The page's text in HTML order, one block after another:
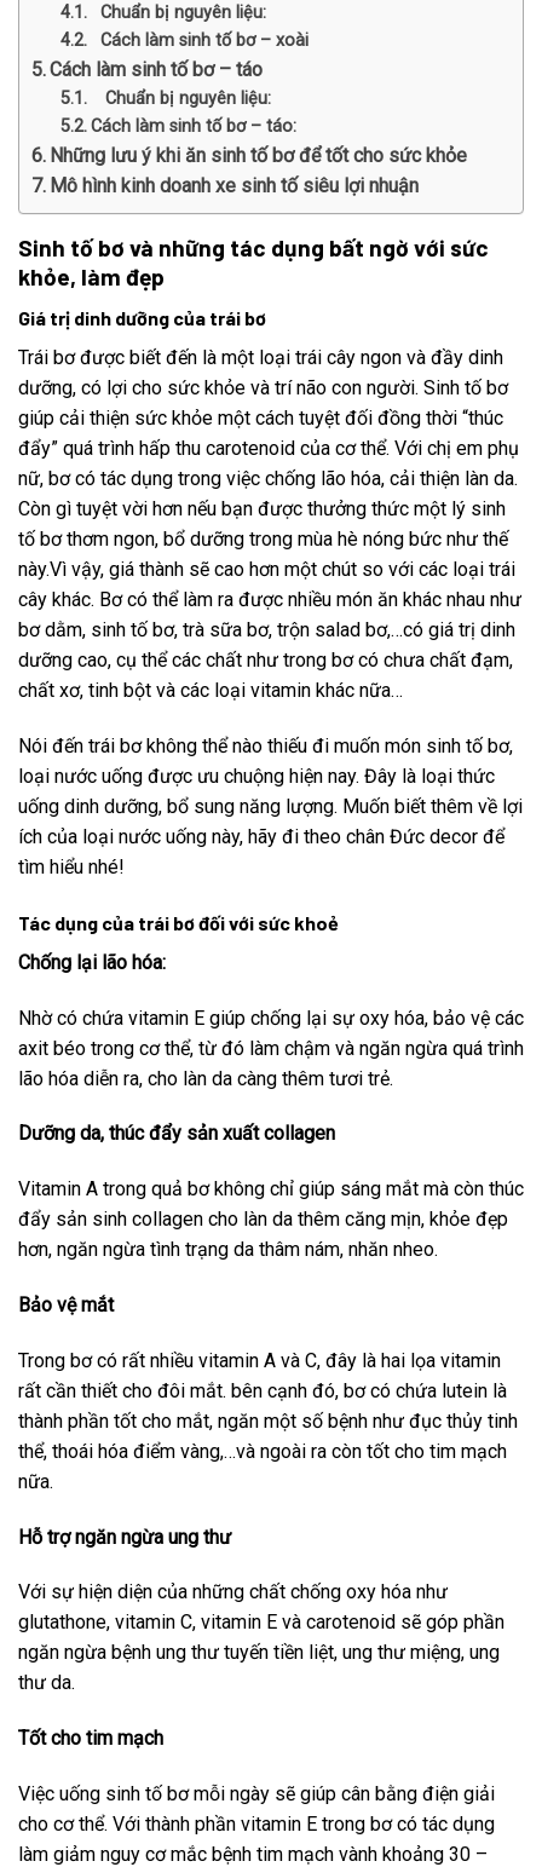
Chuẩn bị nguyên liệu:
Cách làm sinh tố bơ – xoài
Cách làm sinh tố bơ – táo
Chuẩn bị nguyên liệu:
Cách làm sinh tố bơ – táo:
Những lưu ý khi ăn sinh tố bơ để tốt cho sức khỏe
Mô hình kinh doanh xe sinh tố siêu lợi nhuận
Sinh tố bơ và những tác dụng bất ngờ với sức
khỏe, làm đẹp
Giá trị dinh dưỡng của trái bơ
Trái bơ được biết đến là một loại trái cây ngon và đầy dinh
dưỡng, có lợi cho sức khỏe và trí não con người. Sinh tố bơ
giúp cải thiện sức khỏe một cách tuyệt đối đồng thời “thúc
đẩy” quá trình hấp thu carotenoid của cơ thể. Với chị em phụ
nữ, bơ có tác dụng trong việc chống lão hóa, cải thiện làn da.
Còn gì tuyệt vời hơn nếu bạn được thưởng thức một lý sinh
tố bơ thơm ngon, bổ dưỡng trong mùa hè nóng bức như thế
này.Vì vậy, giá thành sẽ cao hơn một chút so với các loại trái
cây khác. Bơ có thể làm ra được nhiều món ăn khác nhau như
bơ dằm, sinh tố bơ, trà sữa bơ, trộn salad bơ,…có giá trị dinh
dưỡng cao, cụ thể các chất như trong bơ có chưa chất đạm,
chất xơ, tinh bột và các loại vitamin khác nữa…
Nói đến trái bơ không thể nào thiếu đi muốn món sinh tố bơ,
loại nước uống được ưu chuộng hiện nay. Đây là loại thức
uống dinh dưỡng, bổ sung năng lượng. Muốn biết thêm về lợi
ích của loại nước uống này, hãy đi theo chân Đức decor để
tìm hiểu nhé!
Tác dụng của trái bơ đối với sức khoẻ
Chống lại lão hóa:
Nhờ có chứa vitamin E giúp chống lại sự oxy hóa, bảo vệ các
axit béo trong cơ thể, từ đó làm chậm và ngăn ngừa quá trình
lão hóa diễn ra, cho làn da càng thêm tươi trẻ.
Dưỡng da, thúc đẩy sản xuất collagen
Vitamin A trong quả bơ không chỉ giúp sáng mắt mà còn thúc
đẩy sản sinh collagen cho làn da thêm căng mịn, khỏe đẹp
hơn, ngăn ngừa tình trạng da thâm nám, nhăn nheo.
Bảo vệ mắt
Trong bơ có rất nhiều vitamin A và C, đây là hai lọa vitamin
rất cần thiết cho đôi mắt. bên cạnh đó, bơ có chứa lutein là
thành phần tốt cho mắt, ngăn một số bệnh như đục thủy tinh
thể, thoái hóa điểm vàng,…và ngoài ra còn tốt cho tim mạch
nữa.
Hỗ trợ ngăn ngừa ung thư
Với sự hiện diện của những chất chống oxy hóa như
glutathone, vitamin C, vitamin E và carotenoid sẽ góp phần
ngăn ngừa bệnh ung thư tuyến tiền liệt, ung thư miệng, ung
thư da.
Tốt cho tim mạch
Việc uống sinh tố bơ mỗi ngày sẽ giúp cân bằng điện giải
cho cơ thể. Với thành phần vitamin E trong bơ có tác dụng
làm giảm nguy cơ mắc bệnh tim mạch vành khoảng 30 –